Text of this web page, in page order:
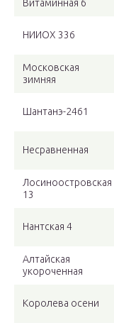
Витаминная 6
НИИОХ 336
Московская
зимняя
Шантанэ-2461
Несравненная
Лосиноостровская
13
Нантская 4
Алтайская
укороченная
Королева осени